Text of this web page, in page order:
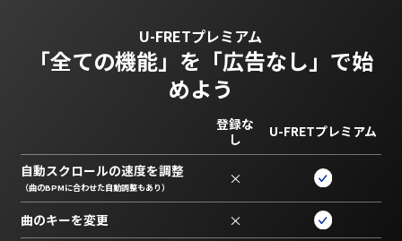
U-FRETプレミアム
「全ての機能」を 「広告なし」で始
めよう
登録な
し
U-FRETプレミアム
自動スクロールの速度を調整
（曲のBPMに合わせた自動調整もあり） ×
曲のキーを変更 ×